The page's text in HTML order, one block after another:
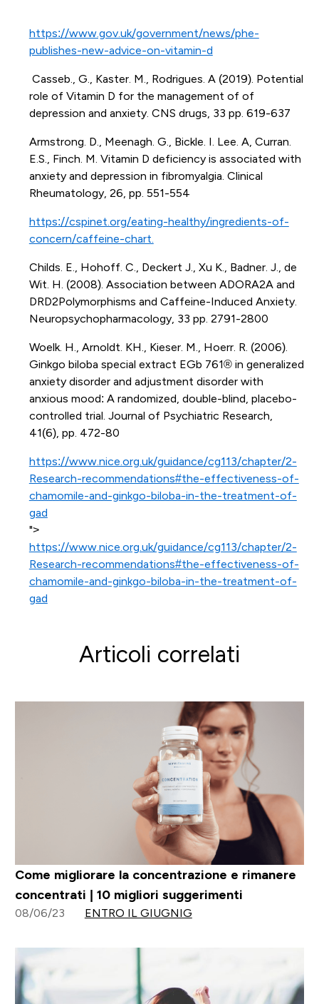
https://www.gov.uk/government/news/phe-
publishes-new-advice-on-vitamin-d
Casseb., G., Kaster. M., Rodrigues. A (2019). Potential
role of Vitamin D for the management of of
depression and anxiety. CNS drugs, 33 pp. 619-637
Armstrong. D., Meenagh. G., Bickle. I. Lee. A, Curran.
E.S., Finch. M. Vitamin D deficiency is associated with
anxiety and depression in fibromyalgia. Clinical
Rheumatology, 26, pp. 551-554
https://cspinet.org/eating-healthy/ingredients-of-
concern/caffeine-chart.
Childs. E., Hohoff. C., Deckert J., Xu K., Badner. J., de
Wit. H. (2008). Association between ADORA2A and
DRD2Polymorphisms and Caffeine-Induced Anxiety.
Neuropsychopharmacology, 33 pp. 2791-2800
Woelk. H., Arnoldt. KH., Kieser. M., Hoerr. R. (2006).
Ginkgo biloba special extract EGb 761® in generalized
anxiety disorder and adjustment disorder with
anxious mood: A randomized, double-blind, placebo-
controlled trial. Journal of Psychiatric Research,
41(6), pp. 472-80
https://www.nice.org.uk/guidance/cg113/chapter/2-
Research-recommendations#the-effectiveness-of-
chamomile-and-ginkgo-biloba-in-the-treatment-of-
gad
">
https://www.nice.org.uk/guidance/cg113/chapter/2-
Research-recommendations#the-effectiveness-of-
chamomile-and-ginkgo-biloba-in-the-treatment-of-
gad
Articoli correlati
Come migliorare la concentrazione e rimanere
concentrati | 10 migliori suggerimenti
08/06/23 ENTRO IL GIUGNIG